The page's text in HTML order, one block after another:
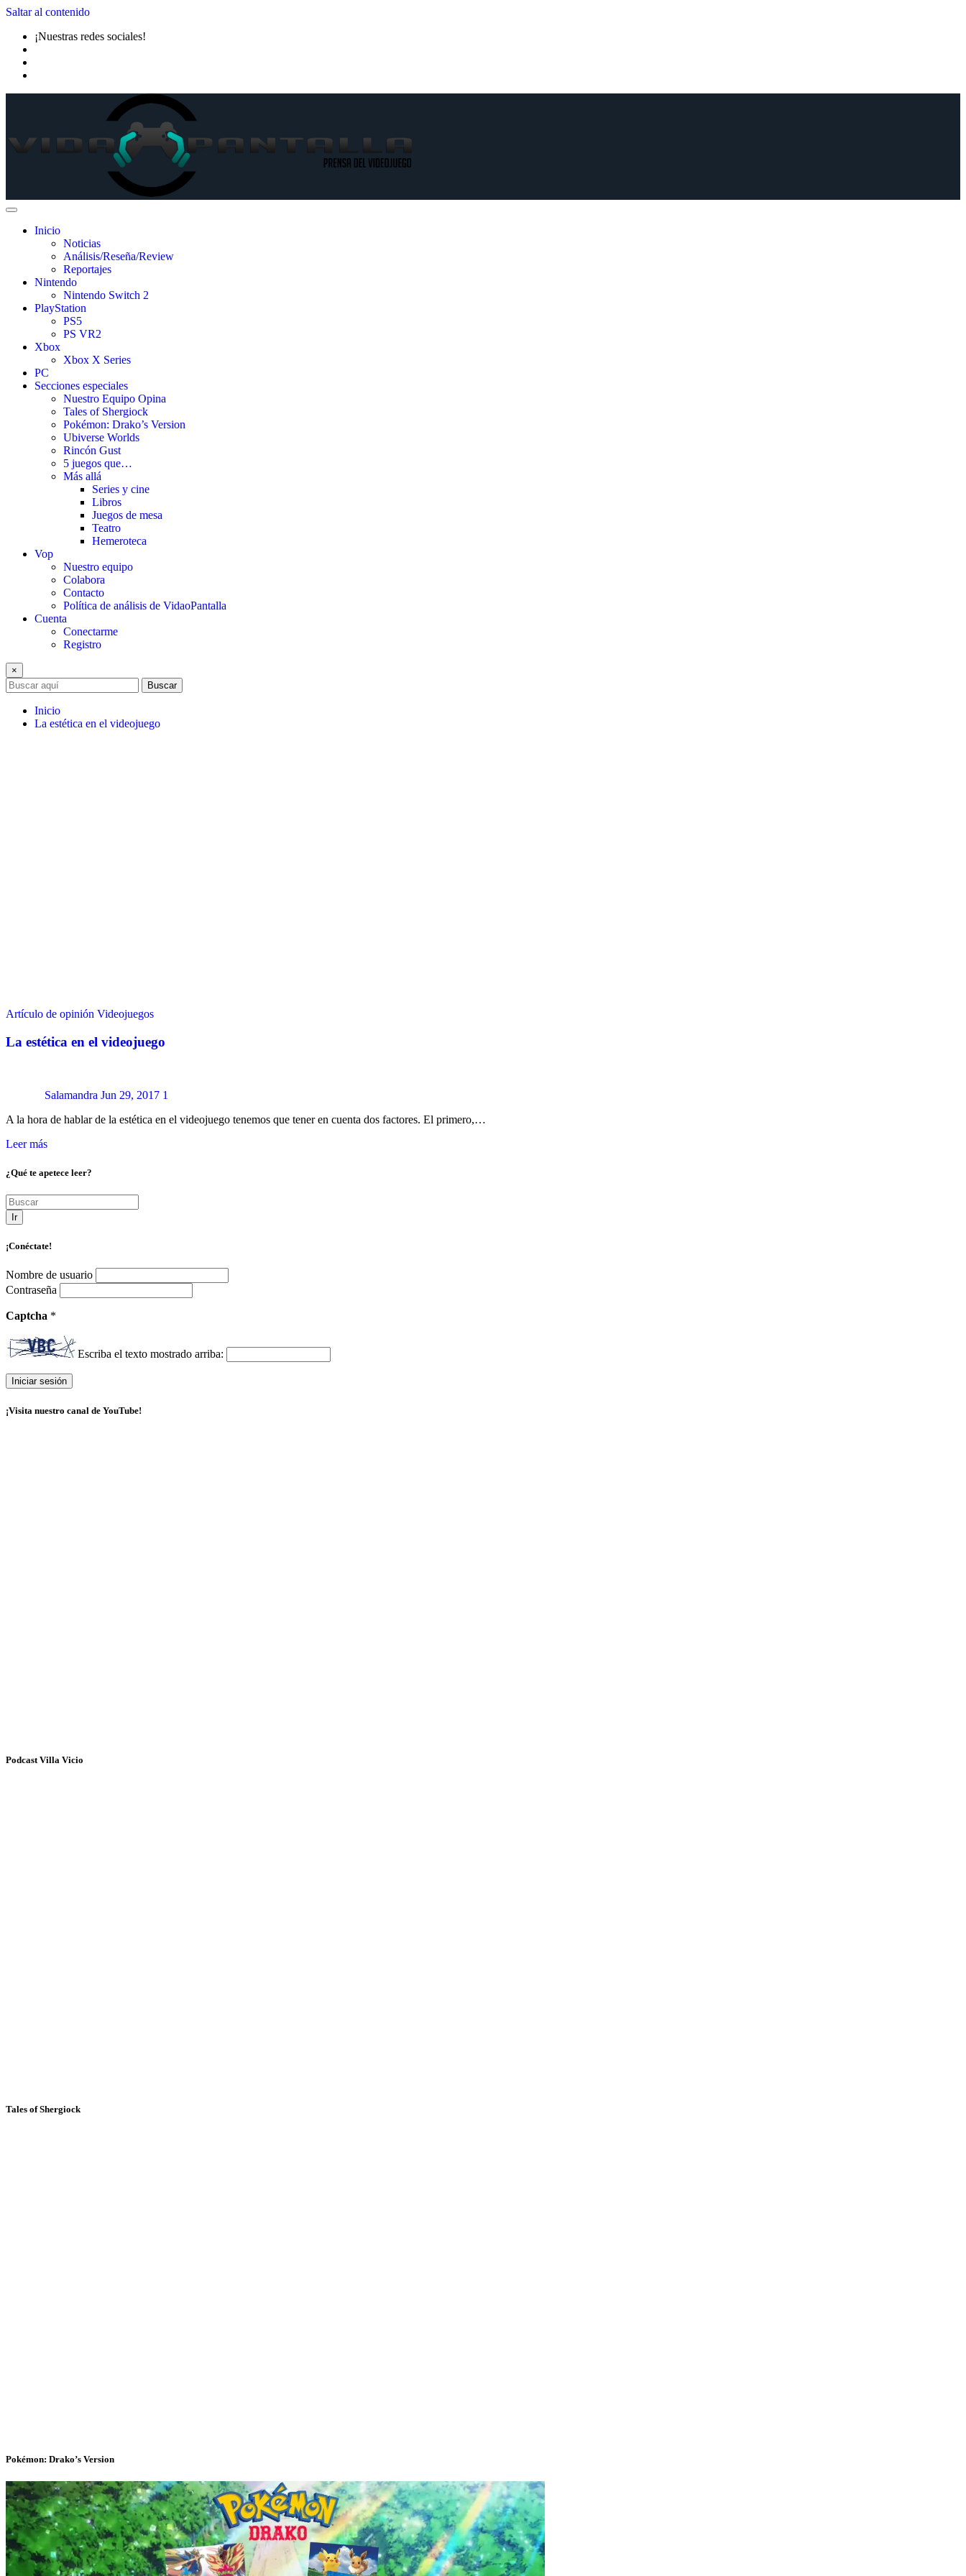
Saltar al contenido
¡Nuestras redes sociales!
Inicio
Noticias
Análisis/Reseña/Review
Reportajes
Nintendo
Nintendo Switch 2
PlayStation
PS5
PS VR2
Xbox
Xbox X Series
PC
Secciones especiales
Nuestro Equipo Opina
Tales of Shergiock
Pokémon: Drako’s Version
Ubiverse Worlds
Rincón Gust
5 juegos que…
Más allá
Series y cine
Libros
Juegos de mesa
Teatro
Hemeroteca
Vop
Nuestro equipo
Colabora
Contacto
Política de análisis de VidaoPantalla
Cuenta
Conectarme
Registro
×
Buscar
Inicio
La estética en el videojuego
Artículo de opinión Videojuegos
La estética en el videojuego
Salamandra Jun 29, 2017 1
A la hora de hablar de la estética en el videojuego tenemos que tener en cuenta dos factores. El primero,…
Leer más
¿Qué te apetece leer?
Ir
¡Conéctate!
Nombre de usuario
Contraseña
Captcha *
Escriba el texto mostrado arriba:
¡Visita nuestro canal de YouTube!
Podcast Villa Vicio
Tales of Shergiock
Pokémon: Drako’s Version